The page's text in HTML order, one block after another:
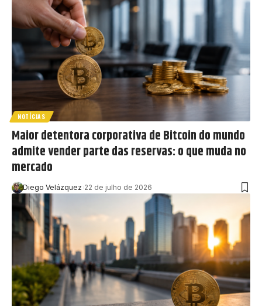
NOTÍCIAS
Maior detentora corporativa de Bitcoin do mundo
admite vender parte das reservas: o que muda no
mercado
Diego Velázquez 22 de julho de 2026